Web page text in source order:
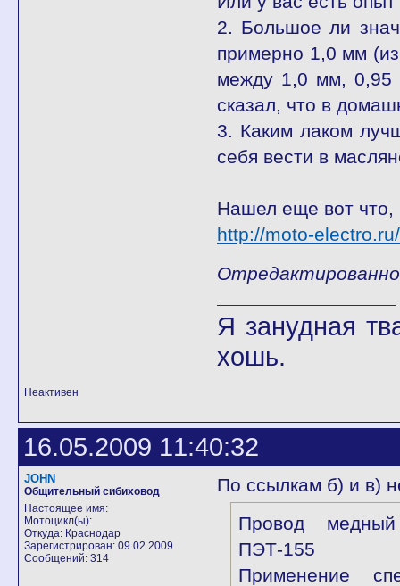
2. Большое ли
примерно 1,0 мм
между 1,0 мм, 0,95
сказал, что в
3. Каким лаком
себя вести в
Нашел еще вот что,
http://moto-
Я занудная
хошь.
Неактивен
16.05.2009 11:40:32
JOHN
Общительный сибиховод
Настоящее имя:
Мотоцикл(ы):
Откуда: Краснодар
Зарегистрирован: 09.02.2009
Сообщений: 314
По ссылкам б) и в)
Провод медный
ПЭТ-155
Применение